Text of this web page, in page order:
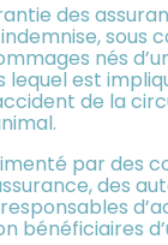
des
sous
nés
lequel est
de la
par des
des
bénéficiaires